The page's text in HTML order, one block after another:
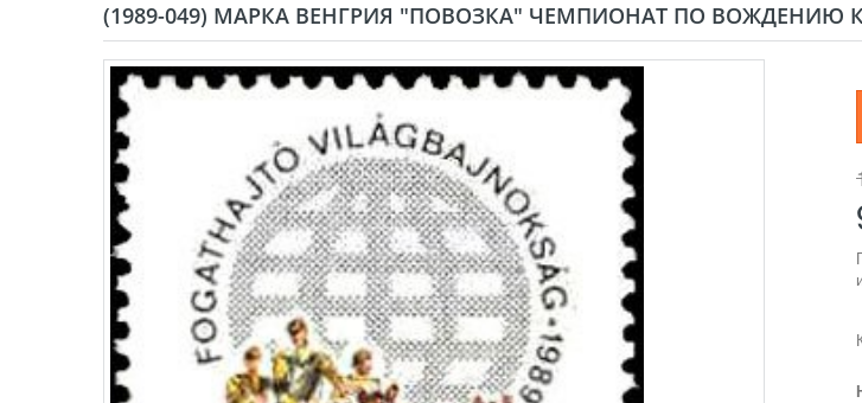
(1989-049) МАРКА ВЕНГРИЯ "ПОВОЗКА" ЧЕМПИОНАТ ПО ВОЖДЕНИЮ